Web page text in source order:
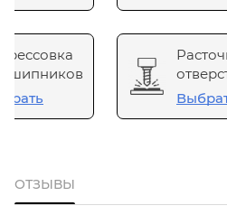
ОТЗЫВЫ